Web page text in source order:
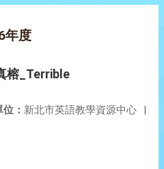
年度
榕_Terrible
： 新北市英語教學資源中心 |